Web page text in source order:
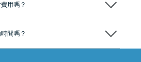
用嗎？
日匯率轉算收取費用，而匯率會及時告知客人
間嗎？